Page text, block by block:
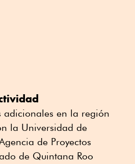
adicionales en la región
la Universidad de
de Proyectos
de Quintana Roo